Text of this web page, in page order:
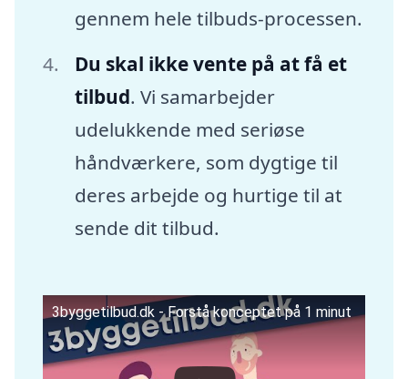
gennem hele tilbuds-processen.
Du skal ikke vente på at få et
tilbud. Vi samarbejder
udelukkende med seriøse
håndværkere, som dygtige til
deres arbejde og hurtige til at
sende dit tilbud.
3byggetilbud.dk - Forstå konceptet på 1 minut